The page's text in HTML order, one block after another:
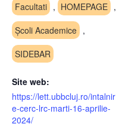
Facultati , HOMEPAGE ,
Școli Academice ,
SIDEBAR
Site web:
https://lett.ubbcluj.ro/intalnir
e-cerc-lrc-marti-16-aprilie-
2024/